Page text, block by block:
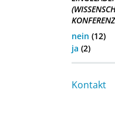
nein (12)
ja (2)
Kontakt